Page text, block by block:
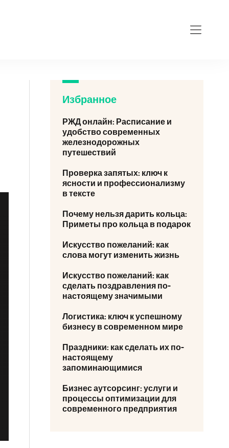
Избранное
РЖД онлайн: Расписание и
удобство современных
железнодорожных
путешествий
Проверка запятых: ключ к
ясности и профессионализму
в тексте
Почему нельзя дарить кольца:
Приметы про кольца в подарок
Искусство пожеланий: как
слова могут изменить жизнь
Искусство пожеланий: как
сделать поздравления по-
настоящему значимыми
Логистика: ключ к успешному
бизнесу в современном мире
Праздники: как сделать их по-
настоящему
запоминающимися
Бизнес аутсорсинг: услуги и
процессы оптимизации для
современного предприятия